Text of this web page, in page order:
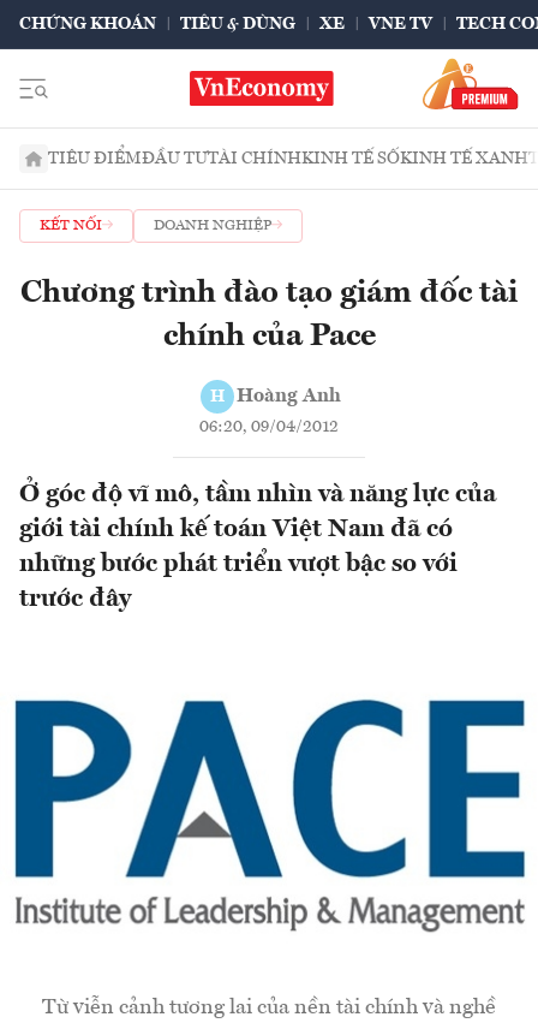
CHỨNG KHOÁN TIÊU & DÙNG XE VNE TV TECH
TIÊU ĐIỂMĐẦU TƯTÀI CHÍNHKINH TẾ SỐKINH TẾ XANH
KẾT NỐI DOANH NGHIỆP
Chương trình đào tạo giám đốc tài
chính của Pace
H Hoàng Anh
06:20, 09/04/2012
Ở góc độ vĩ mô, tầm nhìn và năng lực của
giới tài chính kế toán Việt Nam đã có
những bước phát triển vượt bậc so với
trước đây
Từ viễn cảnh tương lai của nền tài chính và nghề